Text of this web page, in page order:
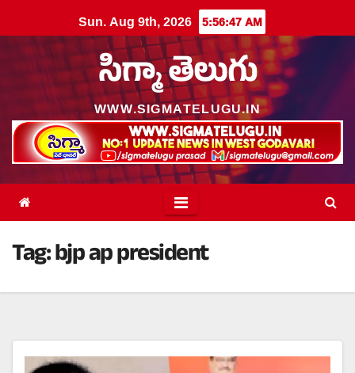
to
content
Sun. Aug 9th, 2026 5:56:49 AM
సిగ్మా తెలుగు
WWW.SIGMATELUGU.IN
Tag:bjp ap president